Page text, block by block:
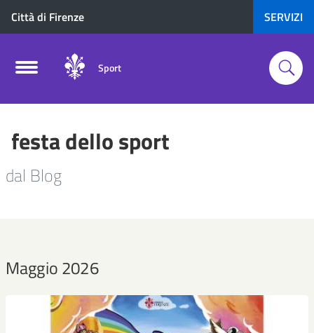
Città di Firenze SERVIZI
Sport
festa dello sport
dal Blog
Maggio 2026